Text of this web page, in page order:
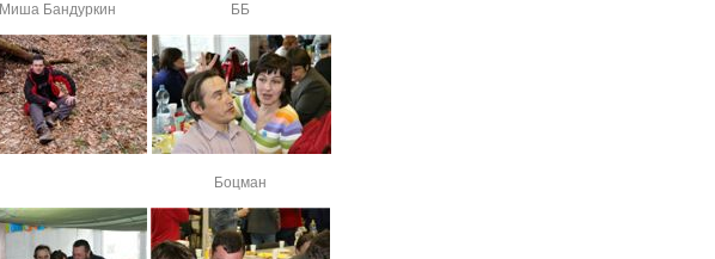
Миша Бандуркин ББ
Боцман